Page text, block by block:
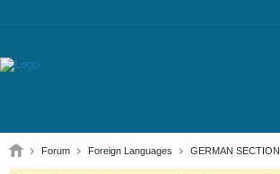
Forum Foreign Languages GERMAN SECTION